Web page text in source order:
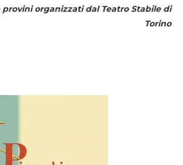
provini organizzati dal Teatro Stabile di
Torino